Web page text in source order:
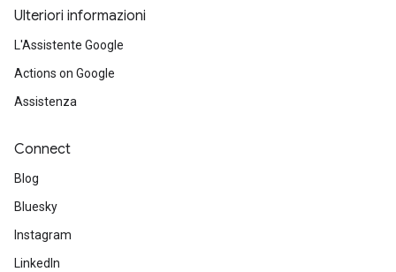
Ulteriori informazioni
L'Assistente Google
Actions on Google
Assistenza
Connect
Blog
Bluesky
Instagram
LinkedIn